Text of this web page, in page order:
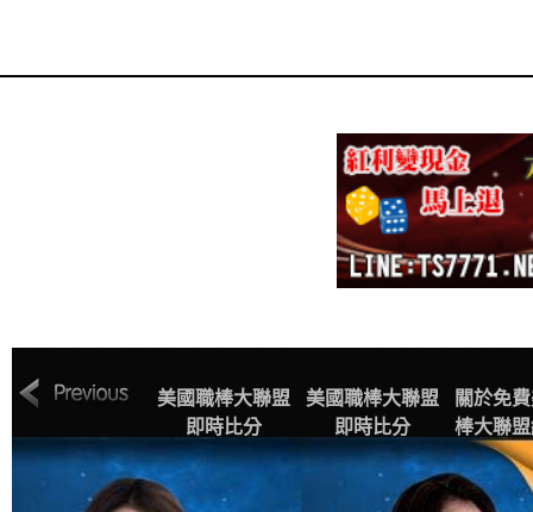
MLB美國職棒大
程表
美國職棒大聯盟
即時比分
美國職棒大聯盟
即時比分
關於免
棒大聯
播